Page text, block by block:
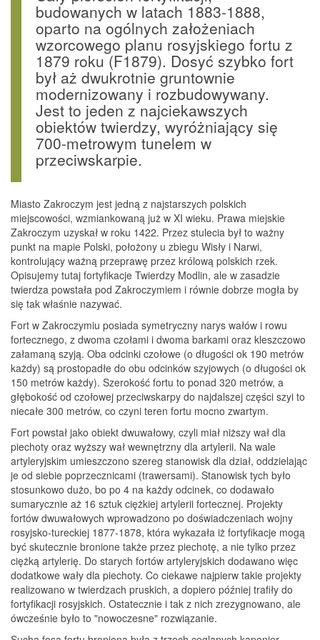
budowanych w latach 1883-1888,
oparto na ogólnych założeniach
wzorcowego planu rosyjskiego fortu z
1879 roku (F1879). Dosyć szybko fort
był aż dwukrotnie gruntownie
modernizowany i rozbudowywany.
Jest to jeden z najciekawszych
obiektów twierdzy, wyróżniający się
700-metrowym tunelem w
przeciwskarpie.
Miasto Zakroczym jest jedną z najstarszych polskich
miejscowości, wzmiankowaną już w XI wieku. Prawa miejskie
Zakroczym uzyskał w roku 1422. Przez stulecia był to ważny
punkt na mapie Polski, położony u zbiegu Wisły i Narwi,
kontrolujący ważną przeprawę przez królową polskich rzek.
Opisujemy tutaj fortyfikacje Twierdzy Modlin, ale w zasadzie
twierdza powstała pod Zakroczymiem i równie dobrze mogła by
się tak właśnie nazywać.
Fort w Zakroczymiu posiada symetryczny narys wałów i rowu
fortecznego, z dwoma czołami i dwoma barkami oraz kleszczowo
załamaną szyją. Oba odcinki czołowe (o długości ok 190 metrów
każdy) są prostopadłe do obu odcinków szyjowych (o długości ok
150 metrów każdy). Szerokość fortu to ponad 320 metrów, a
głębokość od czołowej przeciwskarpy do najdalszej części szyi to
niecałe 300 metrów, co czyni teren fortu mocno zwartym.
Fort powstał jako obiekt dwuwałowy, czyli miał niższy wał dla
piechoty oraz wyższy wał wewnętrzny dla artylerii. Na wale
artyleryjskim umieszczono szereg stanowisk dla dział, oddzielając
je od siebie poprzecznicami (trawersami). Stanowisk tych było
stosunkowo dużo, bo po 4 na każdy odcinek, co dodawało
sumarycznie aż 16 sztuk ciężkiej artylerii fortecznej. Projekty
fortów dwuwałowych wprowadzono po doświadczeniach wojny
rosyjsko-tureckiej 1877-1878, która wykazała iż fortyfikacje mogą
być skutecznie bronione także przez piechotę, a nie tylko przez
ciężką artylerię. Do starych fortów artyleryjskich dodawano więc
dodatkowe wały dla piechoty. Co ciekawe najpierw takie projekty
realizowano w twierdzach pruskich, a dopiero później trafiły do
fortyfikacji rosyjskich. Ostatecznie i tak z nich zrezygnowano, ale
ówcześnie było to "nowoczesne" rozwiązanie.